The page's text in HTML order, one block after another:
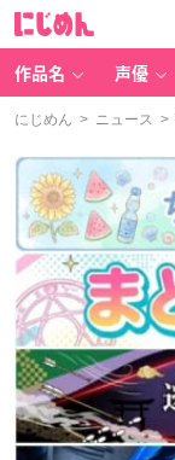
作品名 声優
にじめん > ニュース >